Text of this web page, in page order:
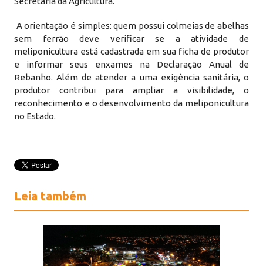
A orientação é simples: quem possui colmeias de abelhas
sem ferrão deve verificar se a atividade de
meliponicultura está cadastrada em sua ficha de produtor
e informar seus enxames na Declaração Anual de
Rebanho. Além de atender a uma exigência sanitária, o
produtor contribui para ampliar a visibilidade, o
reconhecimento e o desenvolvimento da meliponicultura
no Estado.
Leia também